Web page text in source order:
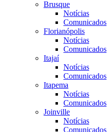
Brusque
Notícias
Comunicados
Florianópolis
Notícias
Comunicados
Itajaí
Notícias
Comunicados
Itapema
Notícias
Comunicados
Joinville
Notícias
Comunicados